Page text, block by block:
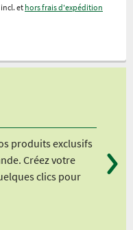
incl. ethors frais d'expédition
produits exclusifs
Créez votre
clics pour